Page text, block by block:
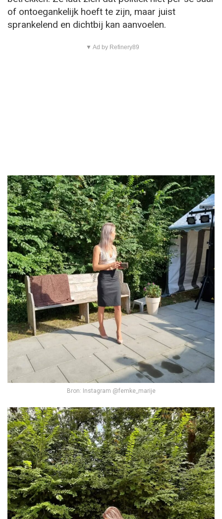
of ontoegankelijk hoeft te zijn, maar juist
sprankelend en dichtbij kan aanvoelen.
▼ Ad by Refinery89
Bron: Instagram @femke_marije